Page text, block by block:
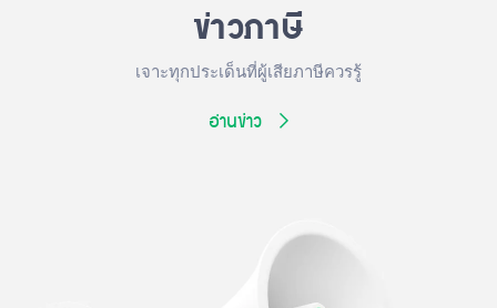
ข่าวภาษี
เจาะทุกประเด็นที่ผู้เสียภาษีควรรู้
อ่านข่าว